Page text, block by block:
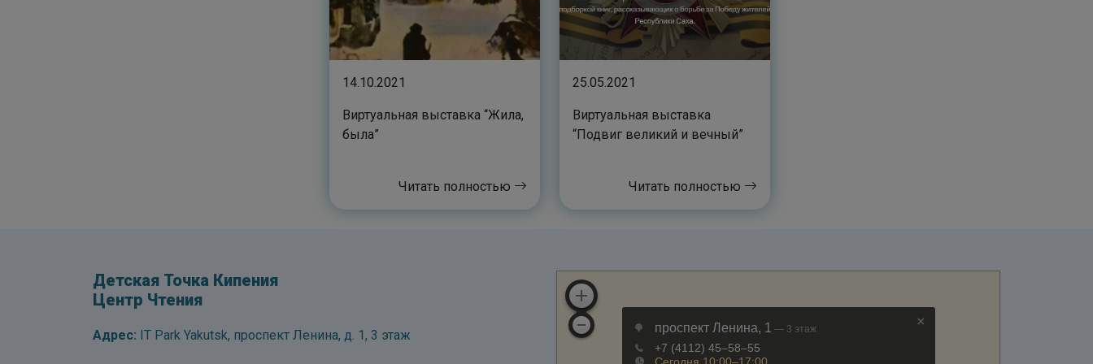
14.10.2021
Виртуальная выставка “Жила,
была”
Читать полностью
25.05.2021
Виртуальная выставка
“Подвиг великий и вечный”
Читать полностью
Детская Точка Кипения
Центр Чтения
Адрес: IT Park Yakutsk, проспект Ленина, д. 1, 3 этаж